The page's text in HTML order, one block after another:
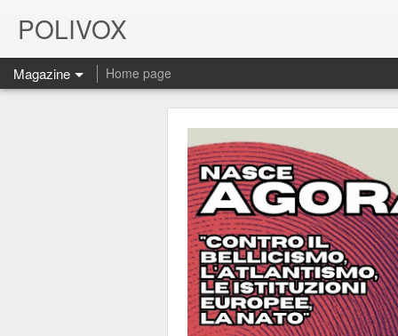
POLIVOX
Magazine Home page